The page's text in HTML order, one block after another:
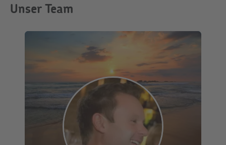
Unser Team